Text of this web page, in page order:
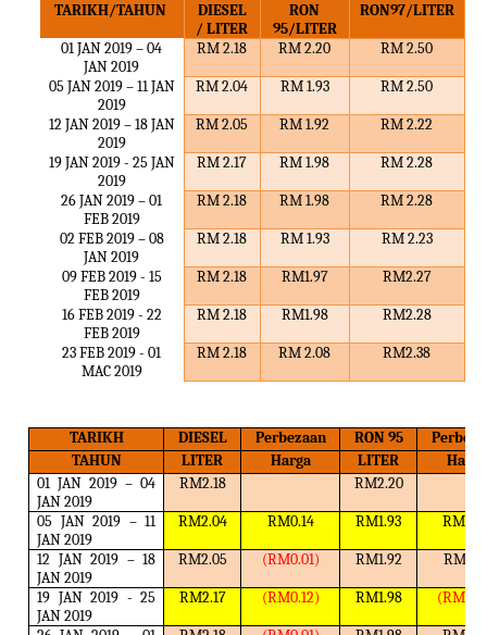
TARIKH/TAHUN
DIESEL
/ LITER
RON
95/LITER
RON97/LITER
01 JAN 2019 – 04
JAN 2019
RM 2.18 RM 2.20 RM 2.50
05 JAN 2019 – 11 JAN
2019
RM 2.04 RM 1.93 RM 2.50
12 JAN 2019 – 18 JAN
2019
RM 2.05 RM 1.92 RM 2.22
19 JAN 2019 - 25 JAN
2019
RM 2.17 RM 1.98 RM 2.28
26 JAN 2019 – 01
FEB 2019
RM 2.18 RM 1.98 RM 2.28
02 FEB 2019 – 08
JAN 2019
RM 2.18 RM 1.93 RM 2.23
09 FEB 2019 - 15
FEB 2019
RM 2.18 RM1.97 RM2.27
16 FEB 2019 - 22
FEB 2019
RM 2.18 RM1.98 RM2.28
23 FEB 2019 - 01
MAC 2019
RM 2.18 RM 2.08 RM2.38
TARIKH DIESEL Perbezaan RON 95
TAHUN
LITER Harga LITER
Harga
01 JAN 2019 – 04
JAN 2019
RM2.18 RM2.20
05 JAN 2019 – 11
JAN 2019
RM2.04 RM0.14 RM1.93
12 JAN 2019 – 18
JAN 2019
RM2.05 (RM0.01) RM1.92
19 JAN 2019 - 25
JAN 2019
RM2.17 (RM0.12) RM1.98